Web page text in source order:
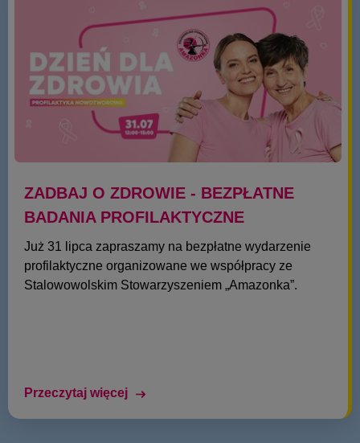
ZADBAJ O ZDROWIE - BEZPŁATNE
BADANIA PROFILAKTYCZNE
Już 31 lipca zapraszamy na bezpłatne wydarzenie
profilaktyczne organizowane we współpracy ze
Stalowowolskim Stowarzyszeniem „Amazonka”.
Przeczytaj więcej